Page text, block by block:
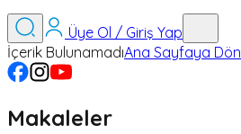
Üye Ol / Giriş Yap
İçerik BulunamadıAna Sayfaya Dön
Makaleler